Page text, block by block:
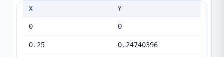
X Y
0 0
0.25 0.24740396